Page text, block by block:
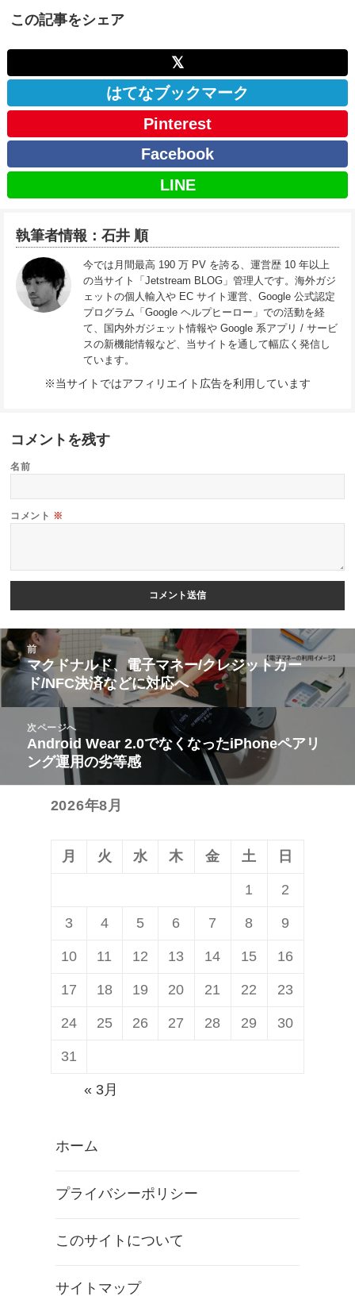
この記事をシェア
𝕏
はてなブックマーク
Pinterest
Facebook
LINE
執筆者情報：石井 順
今では月間最高 190 万 PV を誇る、運営歴 10 年以上
の当サイト「Jetstream BLOG」管理人です。海外ガジ
ェットの個人輸入や EC サイト運営、Google 公式認定
プログラム「Google ヘルプヒーロー」での活動を経
て、国内外ガジェット情報や Google 系アプリ / サービ
スの新機能情報など、当サイトを通して幅広く発信し
ています。
※当サイトではアフィリエイト広告を利用しています
コメントを残す
名前
コメント ※
投
稿
ビ
前
前
の
投
稿:
マクドナルド、電子マネー/クレジットカー
ド/NFC決済などに対応へ
次ページへ
次
の
投
Android Wear 2.0でなくなったiPhoneペアリ
ング運用の劣等感
2026年8月
月 火 水 木 金 土 日
1 2
3 4 5 6 7 8 9
10 11 12 13 14 15 16
17 18 19 20 21 22 23
24 25 26 27 28 29 30
31
« 3月
ホーム
プライバシーポリシー
このサイトについて
サイトマップ